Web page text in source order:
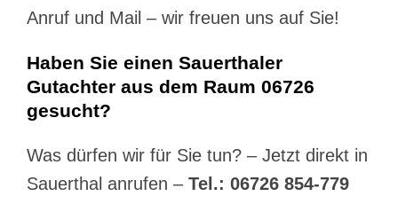
Anruf und Mail – wir freuen uns auf Sie!
Haben Sie einen Sauerthaler
Gutachter aus dem Raum 06726
gesucht?
Was dürfen wir für Sie tun? – Jetzt direkt in
Sauerthal anrufen – Tel.: 06726 854-779